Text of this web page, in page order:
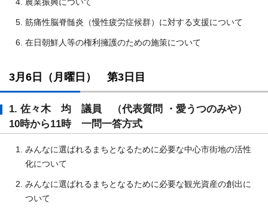
農業振興について
筋痛性脳脊髄炎（慢性疲労症候群）に対する支援について
在日朝鮮人等の権利擁護のための施策について
3月6日（月曜日） 第3日目
1. 佐々木 均 議員 （代表質問 ・愛うつのみや）
10時から11時 一問一答方式
みんなに選ばれるまちとなるために必要な中心市街地の活性
化について
みんなに選ばれるまちとなるために必要な観光資産の創出に
ついて